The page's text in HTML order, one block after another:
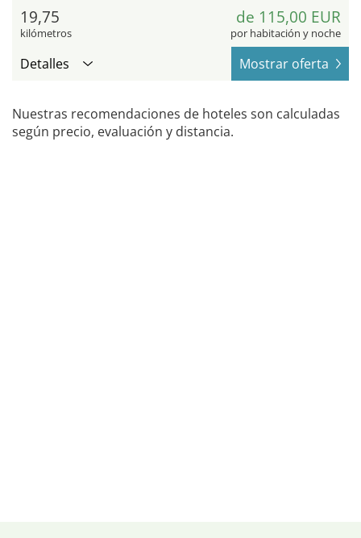
19,75
kilómetros
de 115,00 EUR
por habitación y noche
Detalles Mostrar oferta
Nuestras recomendaciones de hoteles son calculadas
según precio, evaluación y distancia.